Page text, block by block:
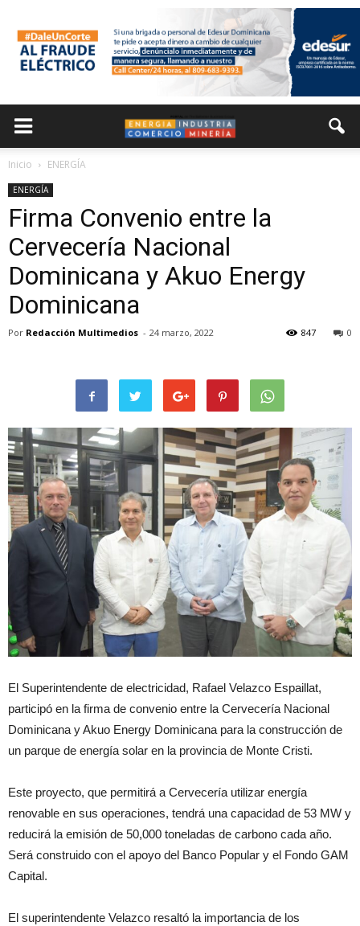
Inicio ENERGÍA
ENERGÍA
Firma Convenio entre la
Cervecería Nacional
Dominicana y Akuo Energy
Dominicana
Por Redacción Multimedios - 24 marzo, 2022 0
847
El Superintendente de electricidad, Rafael Velazco Espaillat,
participó en la firma de convenio entre la Cervecería Nacional
Dominicana y Akuo Energy Dominicana para la construcción de
un parque de energía solar en la provincia de Monte Cristi.
Este proyecto, que permitirá a Cervecería utilizar energía
renovable en sus operaciones, tendrá una capacidad de 53 MW y
reducirá la emisión de 50,000 toneladas de carbono cada año.
Será construido con el apoyo del Banco Popular y el Fondo GAM
Capital.
El superintendente Velazco resaltó la importancia de los